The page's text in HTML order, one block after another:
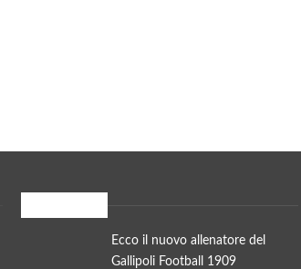
Ecco il nuovo allenatore del
Gallipoli Football 1909